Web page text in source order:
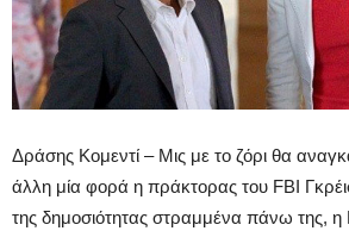
Δράσης Κομεντί – Μις με το ζόρι θα
άλλη μία φορά η πράκτορας του FBI
της δημοσιότητας στραμμένα πάνω της, η